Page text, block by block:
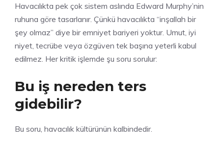
Havacılıkta pek çok sistem aslında Edward Murphy’nin
ruhuna göre tasarlanır. Çünkü havacılıkta “inşallah bir
şey olmaz” diye bir emniyet bariyeri yoktur. Umut, iyi
niyet, tecrübe veya özgüven tek başına yeterli kabul
edilmez. Her kritik işlemde şu soru sorulur:
Bu iş nereden ters
gidebilir?
Bu soru, havacılık kültürünün kalbindedir.